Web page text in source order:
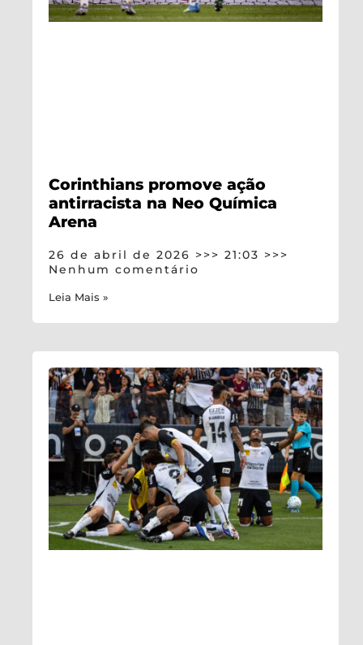
Corinthians promove ação
antirracista na Neo Química
Arena
26 de abril de 2026
21:03
Nenhum comentário
Leia Mais »